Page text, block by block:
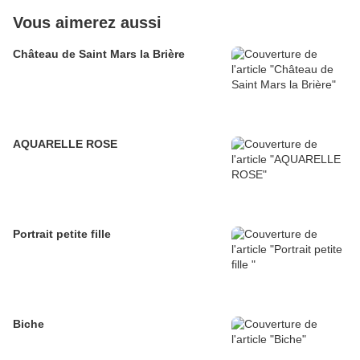
Vous aimerez aussi
Château de Saint Mars la Brière
AQUARELLE ROSE
Portrait petite fille
Biche